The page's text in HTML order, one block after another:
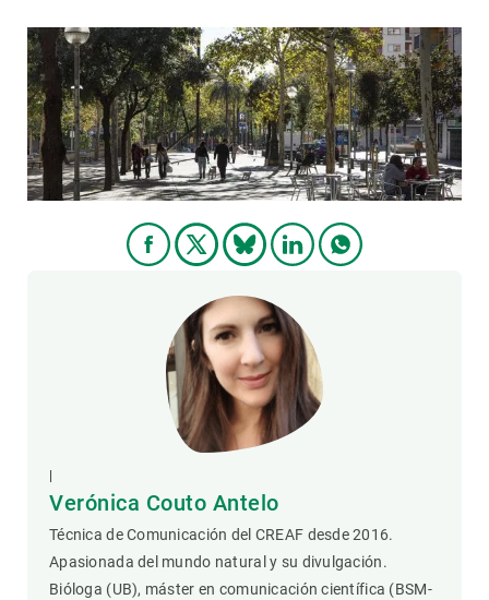
Verónica Couto Antelo
Técnica de Comunicación del CREAF desde 2016.
Apasionada del mundo natural y su divulgación.
Bióloga (UB), máster en comunicación científica (BSM-